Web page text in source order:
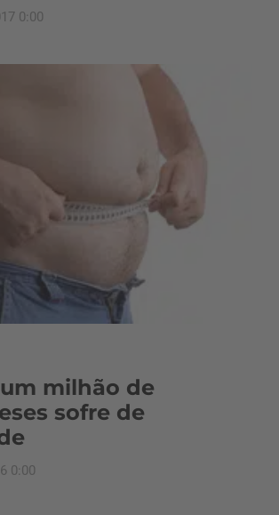
0:00
milhão de
sofre de
0:00